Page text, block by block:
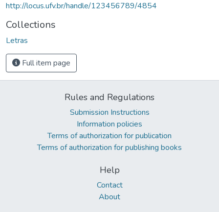
http://locus.ufv.br/handle/123456789/4854
Collections
Letras
Full item page
Rules and Regulations
Submission Instructions
Information policies
Terms of authorization for publication
Terms of authorization for publishing books
Help
Contact
About